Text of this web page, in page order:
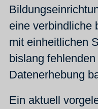
eine verbindliche
mit einheitlichen
bislang
Datenerhebung
Ein aktuell